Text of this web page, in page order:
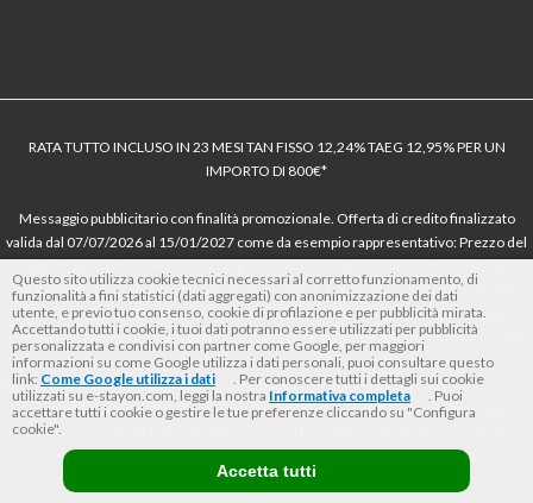
RATA TUTTO INCLUSO IN 23 MESI TAN FISSO 12,24% TAEG 12,95% PER UN
IMPORTO DI 800€*
Messaggio pubblicitario con finalità promozionale. Offerta di credito finalizzato
valida dal 07/07/2026 al 15/01/2027 come da esempio rappresentativo: Prezzo del
dell’offerta azzerati. Importo totale del credito € 800. Importo totale dovuto dal
Consumatore € 920. Decorrenza media della prima rata a 90 giorni. Al fine di gestire
le tue spese in modo responsabile e di conoscere eventuali altre offerte disponibili,
Findomestic ti ricorda, prima di sottoscrivere il contratto, di prendere visione di
tutte le condizioni economiche e contrattuali, facendo riferimento alle Informazioni
Europee di Base sul Credito ai Consumatori (IEBCC) nel percorso online. Salvo
approvazione di Findomestic Banca S.p.A.. Il rivenditore (StayON) opera quale
intermediario del credito per Findomestic Banca S.p.A., non in esclusiva.
Questo sito utilizza cookie tecnici necessari al corretto funzionamento, di
funzionalità a fini statistici (dati aggregati) con anonimizzazione dei dati
utente, e previo tuo consenso, cookie di profilazione e per pubblicità mirata.
Accettando tutti i cookie, i tuoi dati potranno essere utilizzati per pubblicità
personalizzata e condivisi con partner come Google, per maggiori
informazioni su come Google utilizza i dati personali, puoi consultare questo
link: Come Google utilizza i dati
. Per conoscere tutti i dettagli sui cookie
utilizzati su e-stayon.com, leggi la nostra Informativa completa
. Puoi
accettare tutti i cookie o gestire le tue preferenze cliccando su "Configura
cookie".
Accetta tutti